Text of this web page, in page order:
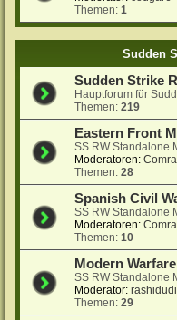
Themen:1
Sudden
Sudden Strike
Hauptforum für
Themen:219
Eastern Front
SS RW Standalone
Moderatoren:
Themen:28
Spanish Civil
SS RW Standalone
Moderatoren:
Themen:10
Modern
SS RW Standalone
Moderator:
Themen:29